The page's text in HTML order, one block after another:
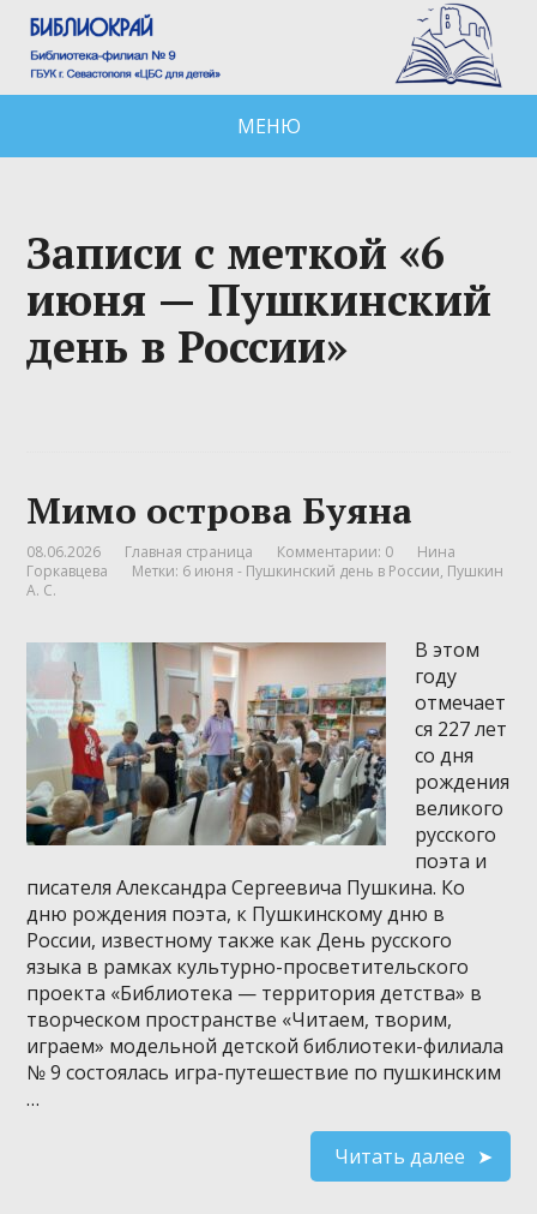
МЕНЮ
Записи с меткой «6
июня — Пушкинский
день в России»
Мимо острова Буяна
08.06.2026 Главная страница Комментарии: 0
Нина
Горкавцева
Метки: 6 июня - Пушкинский день в России, Пушкин
А. С.
В этом
году
отмечает
ся 227 лет
со дня
рождения
великого
русского
поэта и
писателя Александра Сергеевича Пушкина. Ко
дню рождения поэта, к Пушкинскому дню в
России, известному также как День русского
языка в рамках культурно-просветительского
проекта «Библиотека — территория детства» в
творческом пространстве «Читаем, творим,
играем» модельной детской библиотеки-филиала
№ 9 состоялась игра-путешествие по пушкинским
…
Читать далее